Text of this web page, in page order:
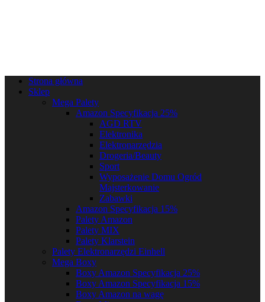
Strona główna
Sklep
Mega Palety
Amazon Specyfikacja 25%
AGD RTV
Elektronika
Elektronarzędzia
Drogeria/Beauty
Sport
Wyposażenie Domu Ogród
Majsterkowanie
Zabawki
Amazon Specyfikacja 15%
Palety Amazon
Palety MIX
Palety Klarstein
Palety Elektronarzędzi Einhell
Mega Boxy
Boxy Amazon Specyfikacja 25%
Boxy Amazon Specyfikacja 15%
Boxy Amazon na wagę